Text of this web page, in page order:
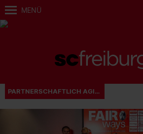
MENÜ
PARTNERSCHAFTLICH AGIEREN